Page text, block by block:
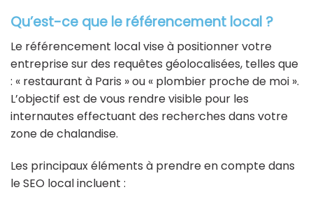
Qu’est-ce que le référencement local ?
Le référencement local vise à positionner votre
entreprise sur des requêtes géolocalisées, telles que
: « restaurant à Paris » ou « plombier proche de moi ».
L’objectif est de vous rendre visible pour les
internautes effectuant des recherches dans votre
zone de chalandise.
Les principaux éléments à prendre en compte dans
le SEO local incluent :